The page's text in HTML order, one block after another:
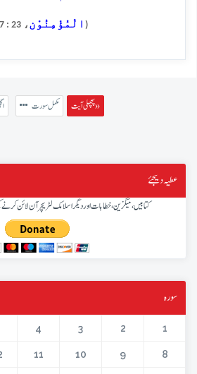
( الْمُؤْمِنُوْن ، 23 : 87)
پچھلی آیت » مکمل سورت «
عطیہ دیجئے
کتابیں، میگزین، خطابات اور دیگر اسلامک لٹریچر آن لائن
سورہ
1
2
3
4
8
9
10
11